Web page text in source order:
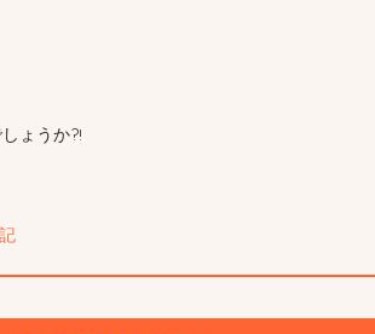
ょうか?!